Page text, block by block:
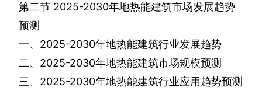
第二节 2025-2030年地热能建筑市场发展趋势
预测
一、 2025-2030年地热能建筑行业发展趋势
二、 2025-2030年地热能建筑市场规模预测
三、 2025-2030年地热能建筑行业应用趋势预测